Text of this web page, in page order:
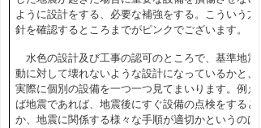
ように設計をする、必要な補強をする。こういう方
針を確認するところまでがピンクでございます。
水色の設計及び工事の認可のところで、基準地震
動に対して壊れないような設計になっているかと、
実際に個別の設備を一つ一つ見てまいります。例え
ば地震であれば、地震後にすぐ設備の点検をすると
か、地震に関係する様々な手順が適切かというのは